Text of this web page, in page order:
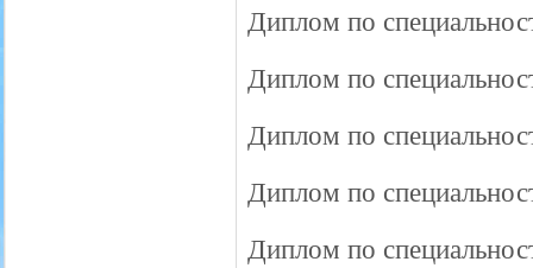
Диплом по
Диплом по
Диплом по
Диплом по
Диплом по